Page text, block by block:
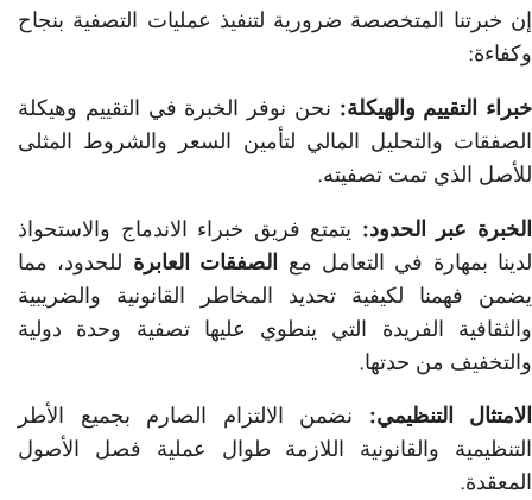
إن خبرتنا المتخصصة ضرورية لتنفيذ عمليات التصفية بنجاح
وكفاءة:
خبراء التقييم والهيكلة: نحن نوفر الخبرة في التقييم وهيكلة
الصفقات والتحليل المالي لتأمين السعر والشروط المثلى
للأصل الذي تمت تصفيته.
الخبرة عبر الحدود: يتمتع فريق خبراء الاندماج والاستحواذ
لدينا بمهارة في التعامل مع الصفقات العابرة للحدود، مما
يضمن فهمنا لكيفية تحديد المخاطر القانونية والضريبية
والثقافية الفريدة التي ينطوي عليها تصفية وحدة دولية
والتخفيف من حدتها.
الامتثال التنظيمي: نضمن الالتزام الصارم بجميع الأطر
التنظيمية والقانونية اللازمة طوال عملية فصل الأصول
المعقدة.